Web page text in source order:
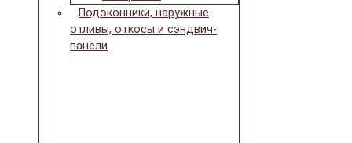
Подоконники, наружные
отливы, откосы и сэндвич-
панели